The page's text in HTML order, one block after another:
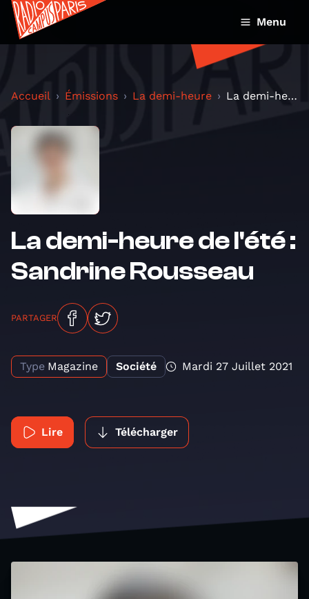
Menu
Accueil Émissions La demi-heure La demi-heure de l'été : Sandrine Rousseau
La demi-heure de l'été :
Sandrine Rousseau
PARTAGER
Type Magazine Société Mardi 27 Juillet 2021
Lire Télécharger